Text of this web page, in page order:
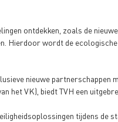
ontdekken, zoals de
Hierdoor wordt de
nieuwe
het VK), biedt TVH een
tijdens de